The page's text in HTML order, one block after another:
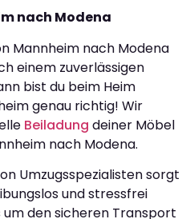
nach Modena
Mannheim nach Modena
einem zuverlässigen
bist du beim Heim
genau richtig! Wir
Beiladung deiner Möbel
nach Modena.
Umzugsspezialisten sorgt
und stressfrei
den sicheren Transport